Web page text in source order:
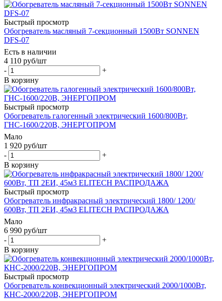
Быстрый просмотр
Обогреватель масляный 7-секционный 1500Вт SONNEN
DFS-07
Есть в наличии
4 110 руб/шт
-
+
В корзину
Быстрый просмотр
Обогреватель галогенный электрический 1600/800Вт,
ГНС-1600/220В, ЭНЕРГОПРОМ
Мало
1 920 руб/шт
-
+
В корзину
Быстрый просмотр
Обогреватель инфракрасный электрический 1800/ 1200/
600Вт, ТП 2ЕИ, 45м3 ELITECH РАСПРОДАЖА
Мало
6 990 руб/шт
-
+
В корзину
Быстрый просмотр
Обогреватель конвекционный электрический 2000/1000Вт,
КНС-2000/220В, ЭНЕРГОПРОМ